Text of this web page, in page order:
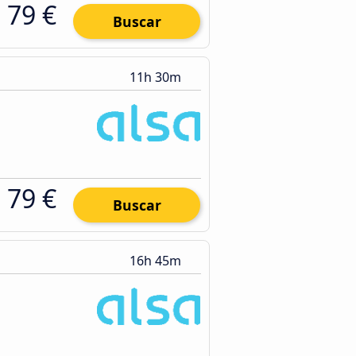
79 € Buscar
11h 30m
79 € Buscar
16h 45m